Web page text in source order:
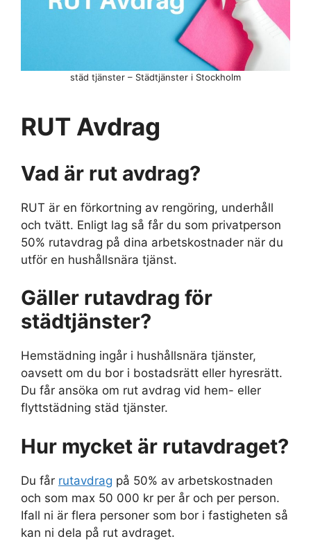
RUT Avdrag
Vad är rut avdrag?
RUT är en förkortning av rengöring, underhåll
och tvätt. Enligt lag så får du som privatperson
50% rutavdrag på dina arbetskostnader när du
utför en hushållsnära tjänst.
Gäller rutavdrag för
städtjänster?
Hemstädning ingår i hushållsnära tjänster,
oavsett om du bor i bostadsrätt eller hyresrätt.
Du får ansöka om rut avdrag vid hem- eller
flyttstädning städ tjänster.
Hur mycket är rutavdraget?
Du får rutavdrag på 50% av arbetskostnaden
och som max 50 000 kr per år och per person.
Ifall ni är flera personer som bor i fastigheten så
kan ni dela på rut avdraget.
städ tjänster – Städtjänster i Stockholm